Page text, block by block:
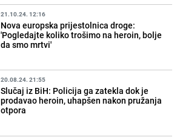
21.10.24. 12:16
Nova europska prijestolnica droge:
'Pogledajte koliko trošimo na heroin, bolje
da smo mrtvi'
20.08.24. 21:55
Slučaj iz BiH: Policija ga zatekla dok je
prodavao heroin, uhapšen nakon pružanja
otpora